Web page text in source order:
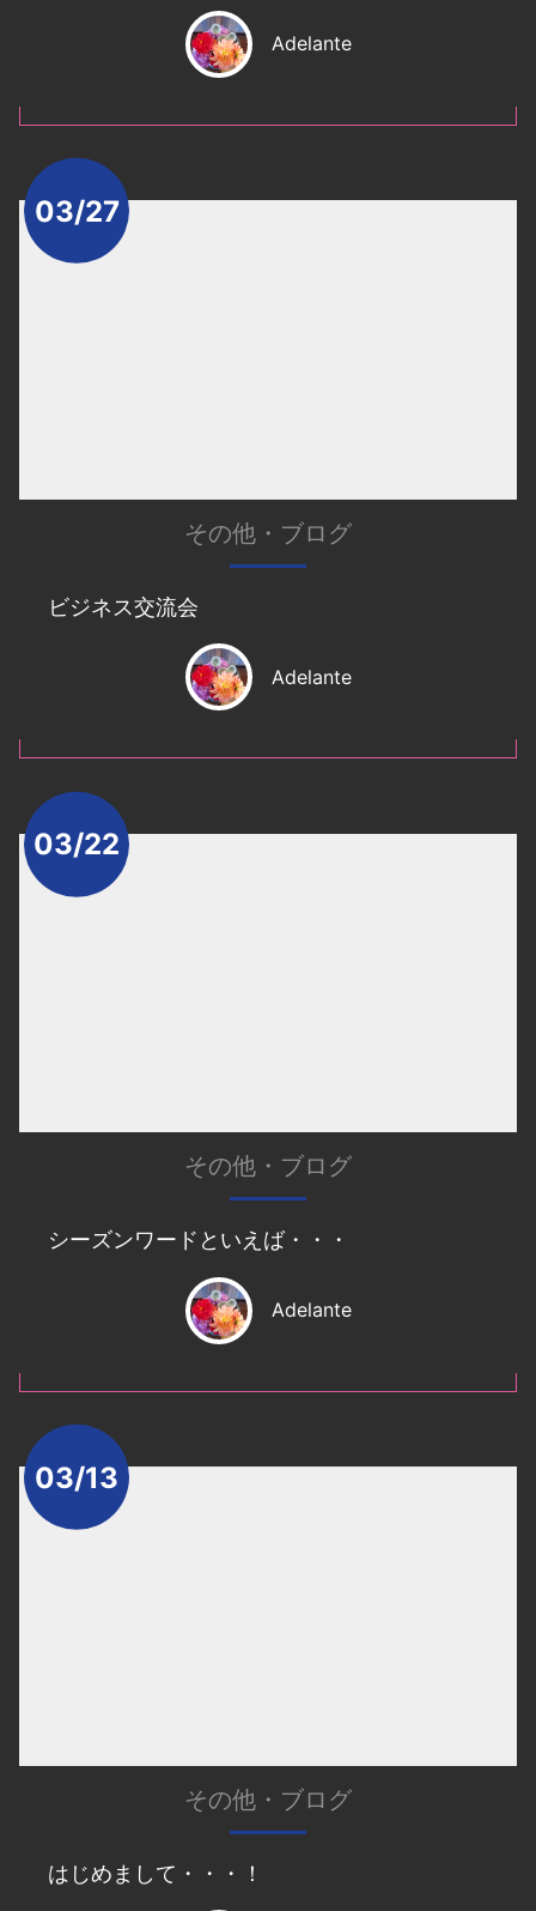
Adelante
03/27
その他 ・ ブログ
ビジネス交流会
Adelante
03/22
その他 ・ ブログ
シーズンワードといえば・・・
Adelante
03/13
その他 ・ ブログ
はじめまして・・・！